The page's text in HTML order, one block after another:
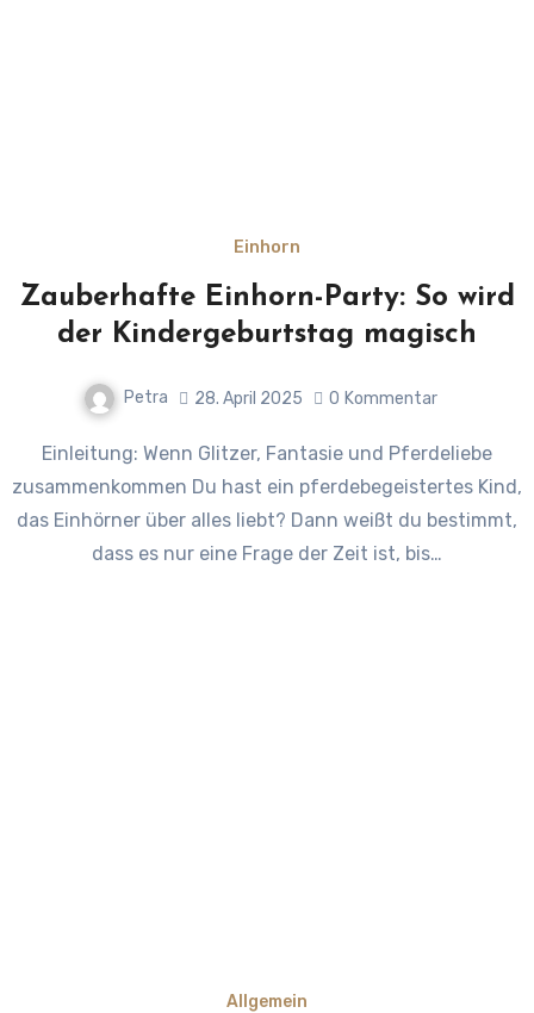
Einhorn
Zauberhafte Einhorn-Party: So wird
der Kindergeburtstag magisch
Petra 28. April 2025 0 Kommentar
Einleitung: Wenn Glitzer, Fantasie und Pferdeliebe
zusammenkommen Du hast ein pferdebegeistertes Kind,
das Einhörner über alles liebt? Dann weißt du bestimmt,
dass es nur eine Frage der Zeit ist, bis…
Allgemein